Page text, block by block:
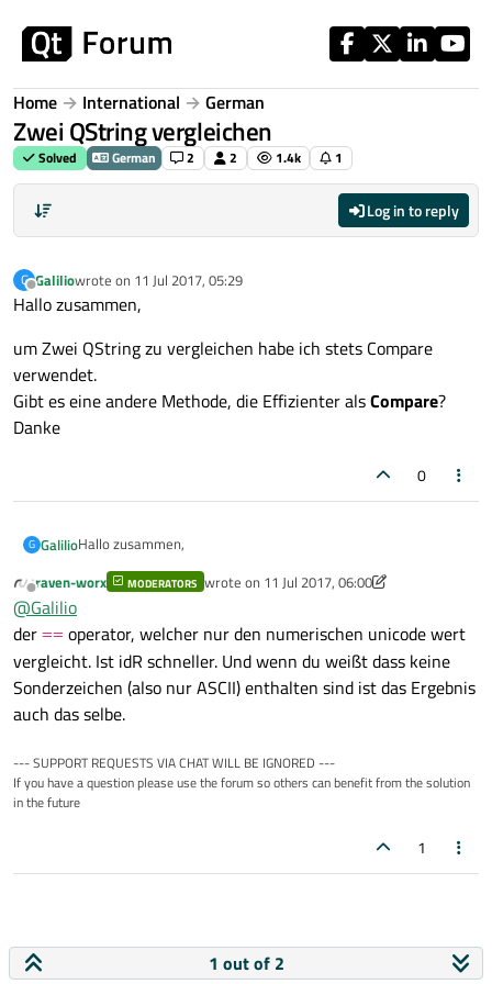
Home International German
Zwei QString vergleichen
Solved German 2 2 1.4k 1
Log in to reply
G
Offline
Galiliowrote on 11 Jul 2017, 05:29
last edited by
Hallo zusammen,
um Zwei QString zu vergleichen habe ich stets Compare
verwendet.
Gibt es eine andere Methode, die Effizienter alsCompare?
Danke
0
G GalilioHallo zusammen,
um Zwei QString zu vergleichen habe ich stets Compare
Gibt es eine andere Methode, die Effizienter alsCompare ?
Danke
Offline
raven-worx MODERATORS wrote on 11 Jul 2017, 06:00
last edited by raven-worx
@Galilio
der == operator, welcher nur den numerischen unicode wert
vergleicht. Ist idR schneller. Und wenn du weißt dass keine
Sonderzeichen (also nur ASCII) enthalten sind ist das Ergebnis
auch das selbe.
--- SUPPORT REQUESTS VIA CHAT WILL BE IGNORED ---
If you have a question please use the forum so others can benefit from the solution
in the future
1
1 out of 2